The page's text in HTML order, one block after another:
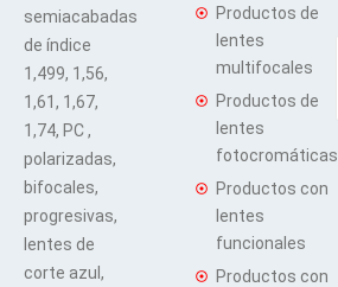
semiacabadas
de índice
1,499, 1,56,
1,61, 1,67,
1,74, PC ,
polarizadas,
bifocales,
progresivas,
lentes de
corte azul,
Productos de
lentes
multifocales
Productos de
lentes
fotocromáticas
Productos con
lentes
funcionales
Productos con